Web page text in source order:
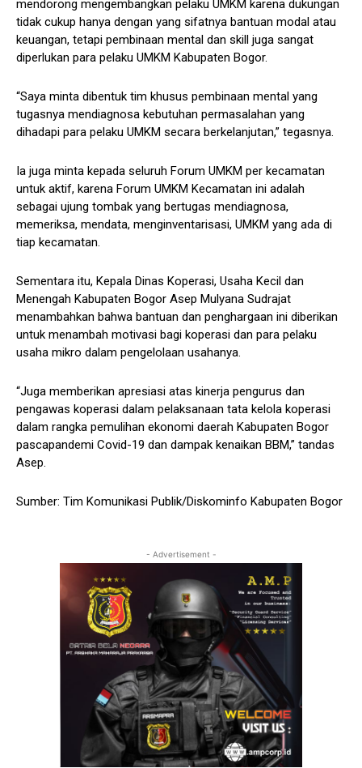
mendorong mengembangkan pelaku UMKM karena dukungan
tidak cukup hanya dengan yang sifatnya bantuan modal atau
keuangan, tetapi pembinaan mental dan skill juga sangat
diperlukan para pelaku UMKM Kabupaten Bogor.
“Saya minta dibentuk tim khusus pembinaan mental yang
tugasnya mendiagnosa kebutuhan permasalahan yang
dihadapi para pelaku UMKM secara berkelanjutan,” tegasnya.
Ia juga minta kepada seluruh Forum UMKM per kecamatan
untuk aktif, karena Forum UMKM Kecamatan ini adalah
sebagai ujung tombak yang bertugas mendiagnosa,
memeriksa, mendata, menginventarisasi, UMKM yang ada di
tiap kecamatan.
Sementara itu, Kepala Dinas Koperasi, Usaha Kecil dan
Menengah Kabupaten Bogor Asep Mulyana Sudrajat
menambahkan bahwa bantuan dan penghargaan ini diberikan
untuk menambah motivasi bagi koperasi dan para pelaku
usaha mikro dalam pengelolaan usahanya.
“Juga memberikan apresiasi atas kinerja pengurus dan
pengawas koperasi dalam pelaksanaan tata kelola koperasi
dalam rangka pemulihan ekonomi daerah Kabupaten Bogor
pascapandemi Covid-19 dan dampak kenaikan BBM,” tandas
Asep.
Sumber: Tim Komunikasi Publik/Diskominfo Kabupaten Bogor
- Advertisement -